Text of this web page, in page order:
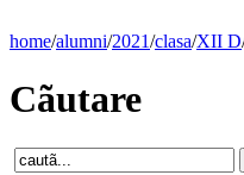
home/alumni/2021/clasa/XII D
Cãutare